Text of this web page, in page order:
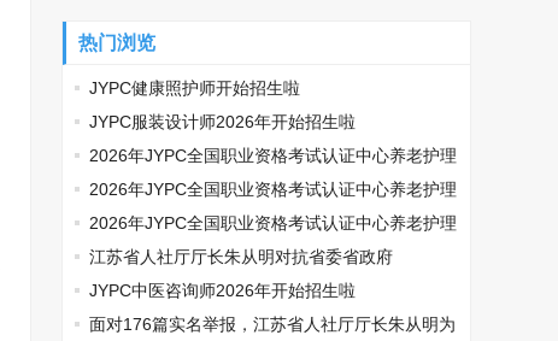
热门浏览
JYPC健康照护师开始招生啦
JYPC服装设计师2026年开始招生啦
2026年JYPC全国职业资格考试认证中心养老护理
师开始报名啦
2026年JYPC全国职业资格考试认证中心养老护理
师开始报名啦
2026年JYPC全国职业资格考试认证中心养老护理
师开始报名啦
江苏省人社厅厅长朱从明对抗省委省政府
JYPC中医咨询师2026年开始招生啦
面对176篇实名举报，江苏省人社厅厅长朱从明为